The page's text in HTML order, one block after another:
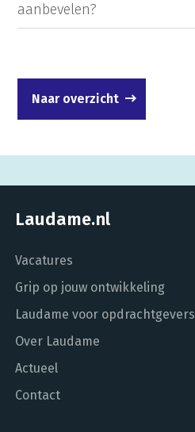
aanbevelen?
Naar overzicht
Laudame.nl
Vacatures
Grip op jouw ontwikkeling
Laudame voor opdrachtgevers
Over Laudame
Actueel
Contact